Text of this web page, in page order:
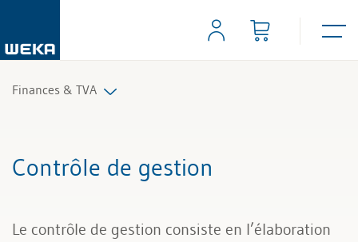
Finances & TVA
TVA et impôts
Contrôle de gestion
Le contrôle de gestion consiste en l’élaboration